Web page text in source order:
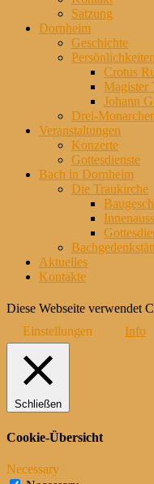
Satzung
Dornheim
Geschichte
Crotus
Magister
Johann
Drei-
Veranstaltungen
Konzerte
Gottesdienste
Bach in Dornheim
Die Traukirche
Aktuelles
Kontakte
Diese Webseite verwendet
Einstellungen
Info
Schließen
Cookie-Übersicht
Necessary